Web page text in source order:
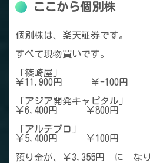
ここから個別株
個別株は、楽天証券です。
すべて現物買いです。
「篠崎
￥11,900円 ￥-100円
「アジア開発キ
￥6,400円 ￥800円
「アルデ
￥5,400円 ￥100円
預り金が、￥3,355円 に なり